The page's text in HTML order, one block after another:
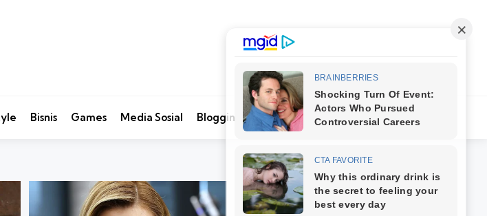
Bisnis Games Media Sosial Blogging SearchKontak Kami